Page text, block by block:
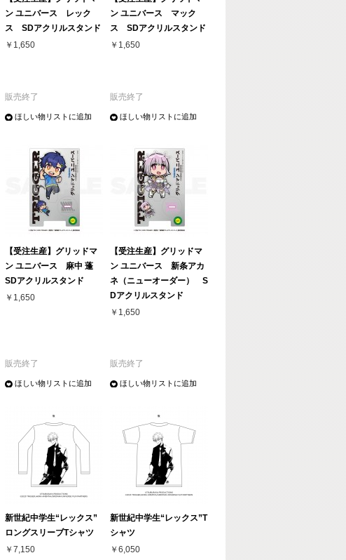
ン ユニバース レック
ス SDアクリルスタンド
￥1,650
販売終了
ほしい物リストに追加
ン ユニバース マック
ス SDアクリルスタンド
￥1,650
販売終了
ほしい物リストに追加
【受注生産】グリッドマ
ン ユニバース 麻中 蓬
SDアクリルスタンド
￥1,650
販売終了
ほしい物リストに追加
【受注生産】グリッドマ
ン ユニバース 新条アカ
ネ（ニューオーダー） S
Dアクリルスタンド
￥1,650
販売終了
ほしい物リストに追加
新世紀中学生“レックス”
ロングスリーブTシャツ
￥7,150
新世紀中学生“レックス”T
シャツ
￥6,050